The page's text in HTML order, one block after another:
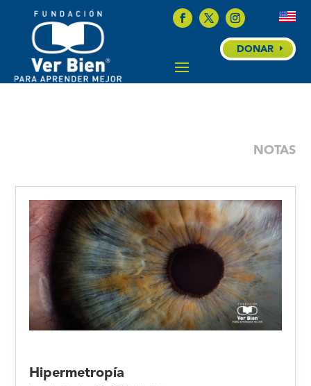
DONAR
NOTAS
Hipermetropía